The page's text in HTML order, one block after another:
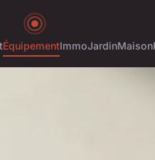
ÉquipementImmoJardinMaison